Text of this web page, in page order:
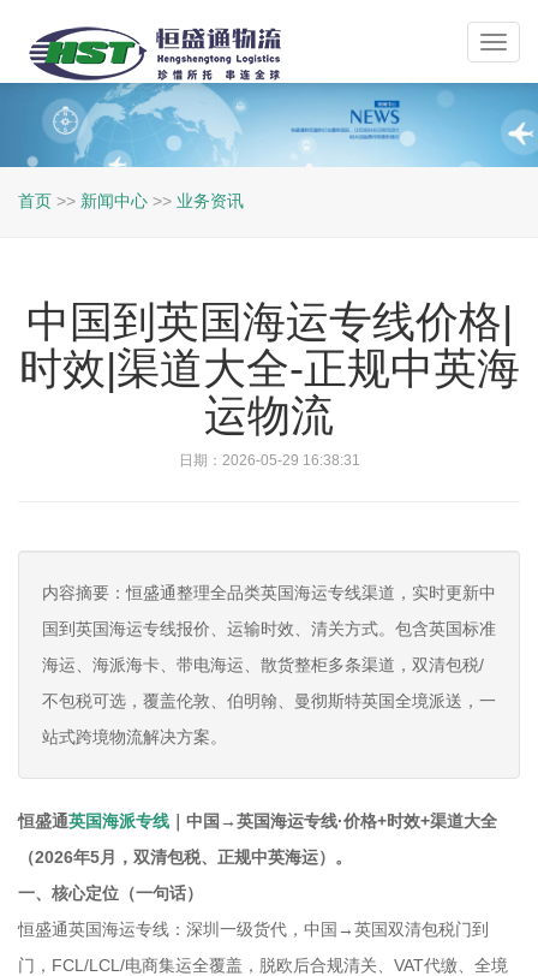
首页 >> 新闻中心 >> 业务资讯
中国到英国海运专线价格|
时效|渠道大全-正规中英海
运物流
日期：2026-05-29 16:38:31
内容摘要：恒盛通整理全品类英国海运专线渠道，实时更新中
国到英国海运专线报价、运输时效、清关方式。包含英国标准
海运、海派海卡、带电海运、散货整柜多条渠道，双清包税/
不包税可选，覆盖伦敦、伯明翰、曼彻斯特英国全境派送，一
站式跨境物流解决方案。
恒盛通英国海派专线 ｜中国→英国海运专线·价格+时效+渠道大全
（2026年5月，双清包税、正规中英海运）。
一、核心定位（一句话）
恒盛通英国海运专线：深圳一级货代，中国→英国双清包税门到
门，FCL/LCL/电商集运全覆盖，脱欧后合规清关、VAT代缴、全境